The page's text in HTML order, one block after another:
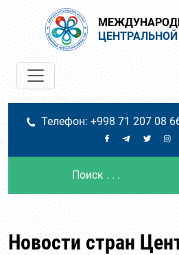
Телефон: +998 71 207 08
Новости стран